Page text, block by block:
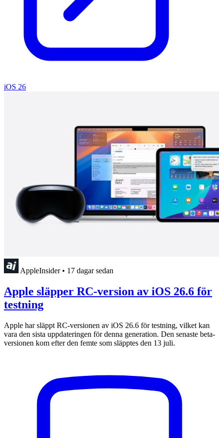
iOS 26
AppleInsider • 17 dagar sedan
Apple släpper RC-version av iOS 26.6 för
testning
Apple har släppt RC-versionen av iOS 26.6 för testning, vilket kan
vara den sista uppdateringen för denna generation. Den senaste beta-
versionen kom efter den femte som släpptes den 13 juli.